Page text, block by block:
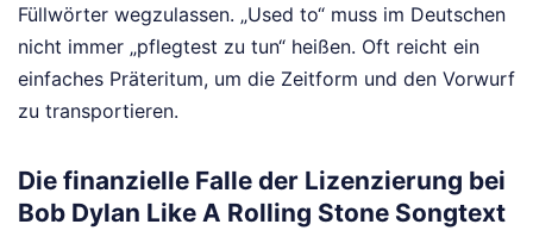
Füllwörter wegzulassen. „Used to“ muss im Deutschen
nicht immer „pflegtest zu tun“ heißen. Oft reicht ein
einfaches Präteritum, um die Zeitform und den Vorwurf
zu transportieren.
Die finanzielle Falle der Lizenzierung bei
Bob Dylan Like A Rolling Stone Songtext